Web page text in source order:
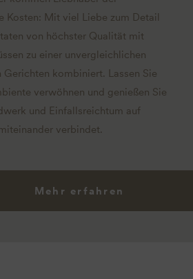
Kosten: Mit viel Liebe zum Detail
von höchster Qualität mit
zu einer unvergleichlichen
kombiniert. Lassen Sie
verwöhnen und genießen Sie
und Einfallsreichtum auf
verbindet.
Mehr erfahren